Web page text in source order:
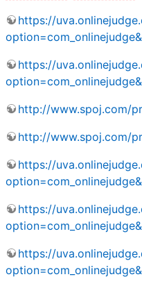
https://
https://
http://www.spoj.com/
http://www.spoj.com/
https://
https://
https://